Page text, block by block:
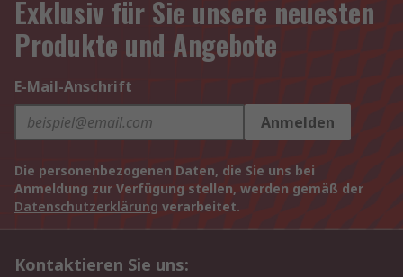
Exklusiv für Sie unsere neuesten
Produkte und Angebote
E-Mail-Anschrift
Anmelden
Die personenbezogenen Daten, die Sie uns bei
Anmeldung zur Verfügung stellen, werden gemäß der
Datenschutzerklärung verarbeitet.
Kontaktieren Sie uns: